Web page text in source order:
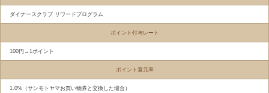
ダイナースクラブ リワードプログラム
ポイント付与レート
100円→1ポイント
ポイント還元率
1.0%（サンモトヤマお買い物券と交換した場合）